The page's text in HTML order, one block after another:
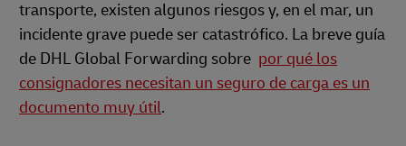
transporte, existen algunos riesgos y, en el mar, un
incidente grave puede ser catastrófico. La breve guía
de DHL Global Forwarding sobre por qué los
consignadores necesitan un seguro de carga es un
documento muy útil.